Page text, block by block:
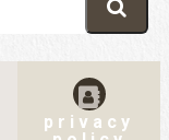
privacy